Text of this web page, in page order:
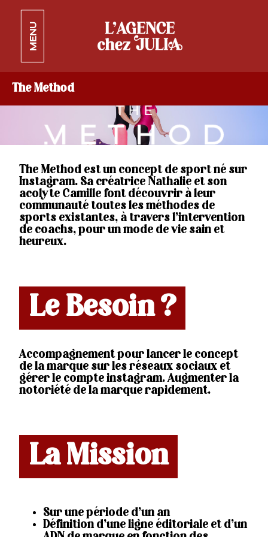
MENU
The Method
The Method est un concept de sport né sur
Instagram. Sa créatrice Nathalie et son
acolyte Camille font découvrir à leur
communauté toutes les méthodes de
sports existantes, à travers l’intervention
de coachs, pour un mode de vie sain et
heureux.
Le Besoin ?
Accompagnement pour lancer le concept
de la marque sur les réseaux sociaux et
gérer le compte instagram. Augmenter la
notoriété de la marque rapidement.
La Mission
Sur une période d’un an
Définition d’une ligne éditoriale et d’un